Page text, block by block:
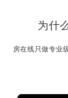
为什
房在线只做专业